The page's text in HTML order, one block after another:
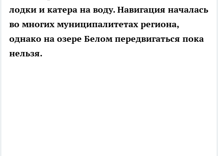
лодки и катера на воду. Навигация началась
во многих муниципалитетах региона,
однако на озере Белом передвигаться пока
нельзя.